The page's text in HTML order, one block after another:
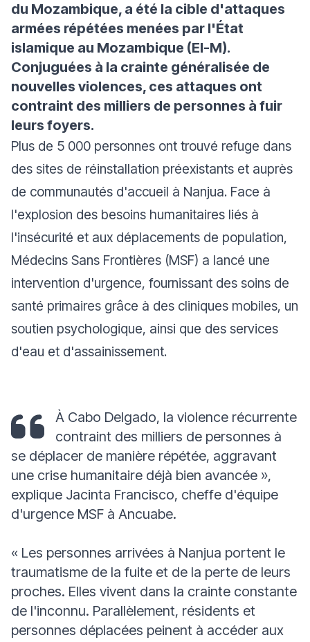
du Mozambique, a été la cible d'attaques
armées répétées menées par l'État
islamique au Mozambique (EI-M).
Conjuguées à la crainte généralisée de
nouvelles violences, ces attaques ont
contraint des milliers de personnes à fuir
leurs foyers.
Plus de 5 000 personnes ont trouvé refuge dans
des sites de réinstallation préexistants et auprès
de communautés d'accueil à Nanjua. Face à
l'explosion des besoins humanitaires liés à
l'insécurité et aux déplacements de population,
Médecins Sans Frontières (MSF) a lancé une
intervention d'urgence, fournissant des soins de
santé primaires grâce à des cliniques mobiles, un
soutien psychologique, ainsi que des services
d'eau et d'assainissement.
À Cabo Delgado, la violence récurrente
contraint des milliers de personnes à
se déplacer de manière répétée, aggravant
une crise humanitaire déjà bien avancée »,
explique Jacinta Francisco, cheffe d'équipe
d'urgence MSF à Ancuabe.
« Les personnes arrivées à Nanjua portent le
traumatisme de la fuite et de la perte de leurs
proches. Elles vivent dans la crainte constante
de l'inconnu. Parallèlement, résidents et
personnes déplacées peinent à accéder aux